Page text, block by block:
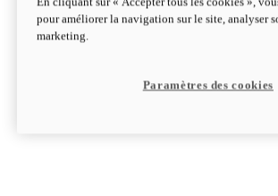
Hypermotard V2 SP 100
Découvrez-le
pour améliorer la navigation sur le site, analyser
marketing.
Paramètres des cookies